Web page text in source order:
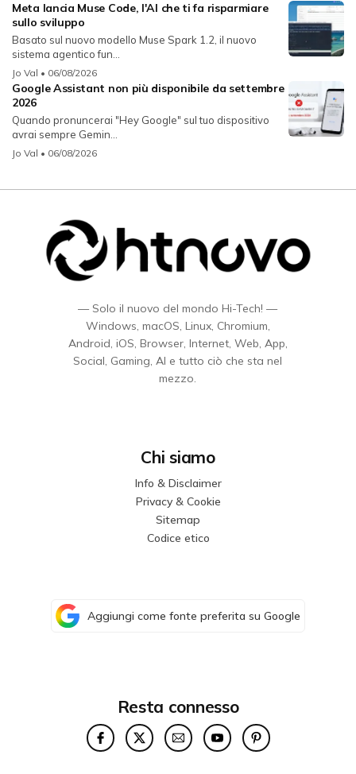
Meta lancia Muse Code, l'AI che ti fa risparmiare
sullo sviluppo
Basato sul nuovo modello Muse Spark 1.2, il nuovo
sistema agentico fun...
Jo Val • 06/08/2026
Google Assistant non più disponibile da settembre
2026
Quando pronuncerai "Hey Google" sul tuo dispositivo
avrai sempre Gemin...
Jo Val • 06/08/2026
— Solo il nuovo del mondo Hi-Tech! —
Windows, macOS, Linux, Chromium,
Android, iOS, Browser, Internet, Web, App,
Social, Gaming, AI e tutto ciò che sta nel
mezzo.
Chi siamo
Info & Disclaimer
Privacy & Cookie
Sitemap
Codice etico
Aggiungi come fonte preferita su Google
Resta connesso